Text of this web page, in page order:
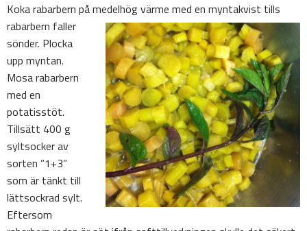
Koka rabarbern på medelhög värme med en myntakvist tills
rabarbern faller
sönder. Plocka
upp myntan.
Mosa rabarbern
med en
potatisstöt.
Tillsätt 400 g
syltsocker av
sorten ”1+3”
som är tänkt till
lättsockrad sylt.
Eftersom